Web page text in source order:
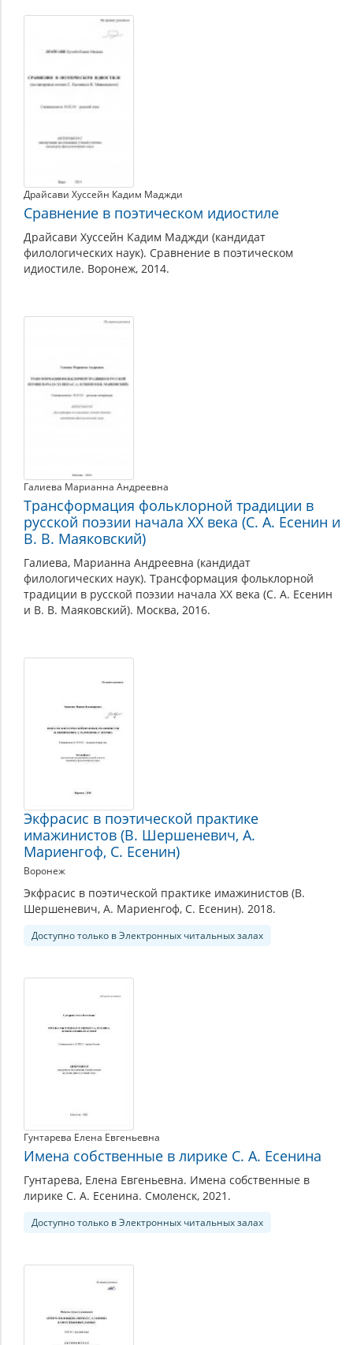
Драйсави Хуссейн Кадим Маджди
Сравнение в поэтическом идиостиле
Драйсави Хуссейн Кадим Маджди (кандидат
филологических наук). Сравнение в поэтическом
идиостиле. Воронеж, 2014.
Галиева Марианна Андреевна
Трансформация фольклорной традиции в
русской поэзии начала XX века (С. А. Есенин и
В. В. Маяковский)
Галиева, Марианна Андреевна (кандидат
филологических наук). Трансформация фольклорной
традиции в русской поэзии начала XX века (С. А. Есенин
и В. В. Маяковский). Москва, 2016.
Экфрасис в поэтической практике
имажинистов (В. Шершеневич, А.
Мариенгоф, С. Есенин)
Воронеж
Экфрасис в поэтической практике имажинистов (В.
Шершеневич, А. Мариенгоф, С. Есенин). 2018.
Доступно только в Электронных читальных залах
Гунтарева Елена Евгеньевна
Имена собственные в лирике С. А. Есенина
Гунтарева, Елена Евгеньевна. Имена собственные в
лирике С. А. Есенина. Смоленск, 2021.
Доступно только в Электронных читальных залах